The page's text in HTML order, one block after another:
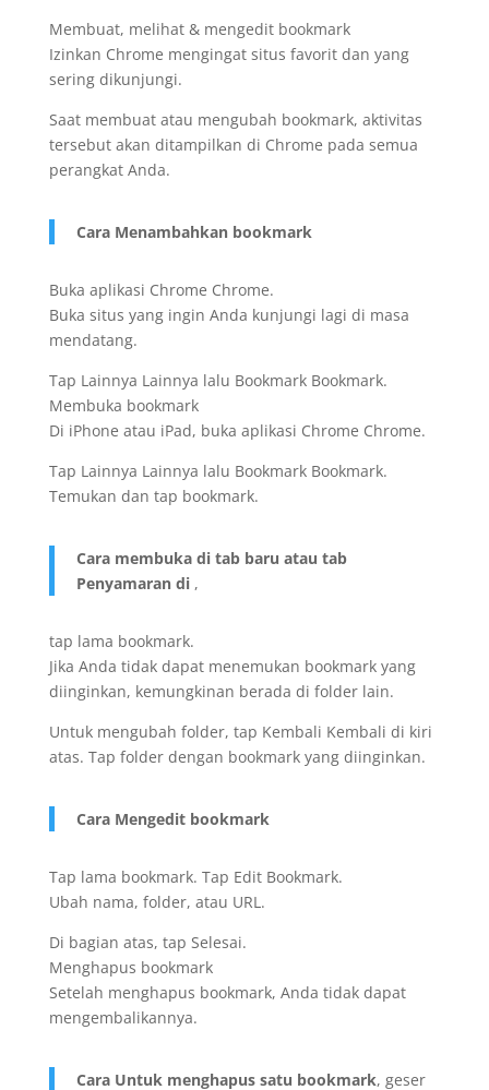
Membuat, melihat & mengedit bookmark
Izinkan Chrome mengingat situs favorit dan yang
sering dikunjungi.
Saat membuat atau mengubah bookmark, aktivitas
tersebut akan ditampilkan di Chrome pada semua
perangkat Anda.
Cara Menambahkan bookmark
Buka aplikasi Chrome Chrome.
Buka situs yang ingin Anda kunjungi lagi di masa
mendatang.
Tap Lainnya Lainnya lalu Bookmark Bookmark.
Membuka bookmark
Di iPhone atau iPad, buka aplikasi Chrome Chrome.
Tap Lainnya Lainnya lalu Bookmark Bookmark.
Temukan dan tap bookmark.
Cara membuka di tab baru atau tab
Penyamaran di ,
tap lama bookmark.
Jika Anda tidak dapat menemukan bookmark yang
diinginkan, kemungkinan berada di folder lain.
Untuk mengubah folder, tap Kembali Kembali di kiri
atas. Tap folder dengan bookmark yang diinginkan.
Cara Mengedit bookmark
Tap lama bookmark. Tap Edit Bookmark.
Ubah nama, folder, atau URL.
Di bagian atas, tap Selesai.
Menghapus bookmark
Setelah menghapus bookmark, Anda tidak dapat
mengembalikannya.
Cara Untuk menghapus satu bookmark, geser